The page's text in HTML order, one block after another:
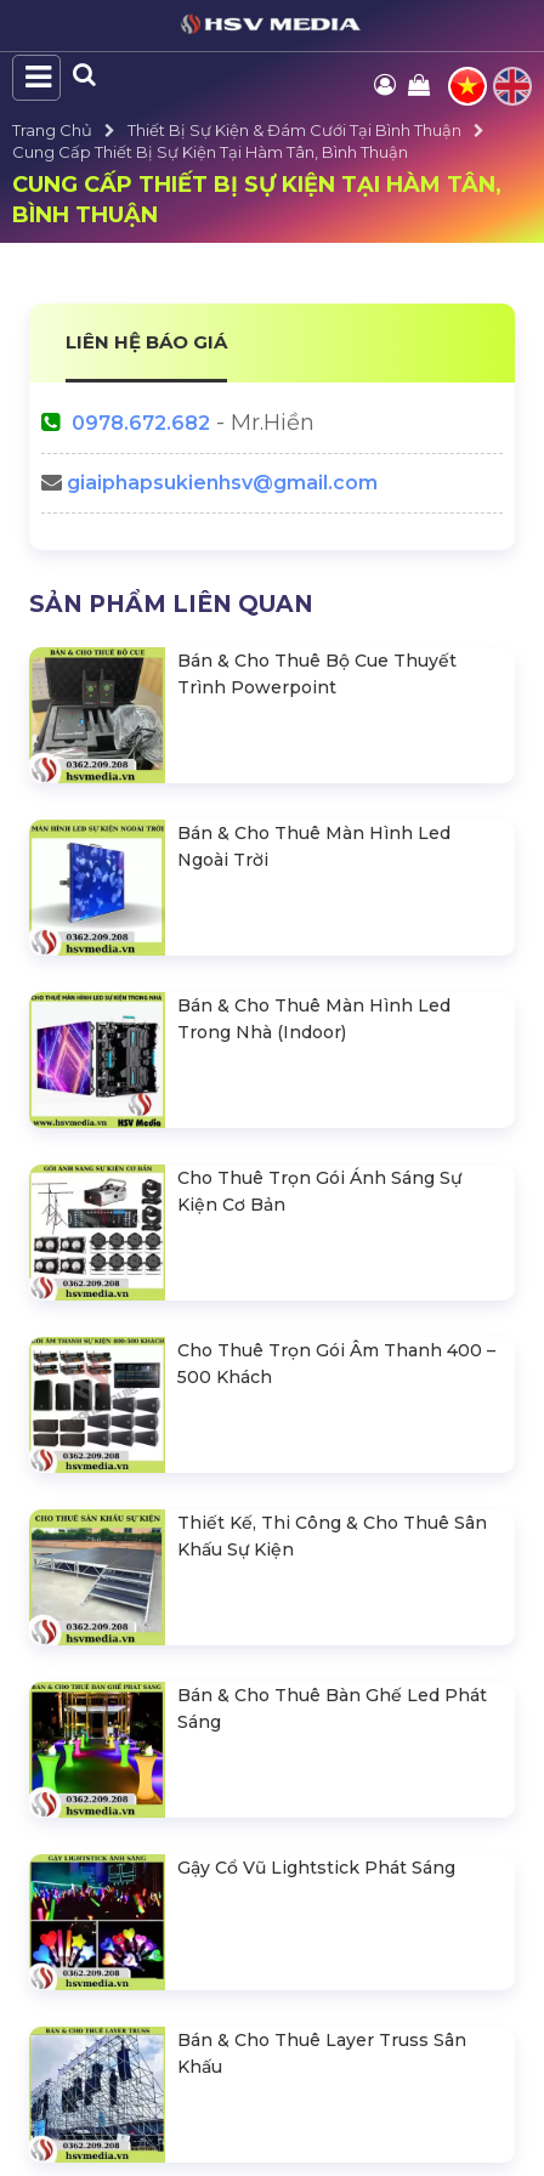
Trang Chủ
Thiết Bị Sự Kiện & Đám Cưới Tại Bình Thuận
Cung Cấp Thiết Bị Sự Kiện Tại Hàm Tân, Bình Thuận
CUNG CẤP THIẾT BỊ SỰ KIỆN TẠI HÀM TÂN,
BÌNH THUẬN
LIÊN HỆ BÁO GIÁ
0978.672.682 - Mr.Hiền
giaiphapsukienhsv@gmail.com
SẢN PHẨM LIÊN QUAN
Bán & Cho Thuê Bộ Cue Thuyết
Trình Powerpoint
Bán & Cho Thuê Màn Hình Led
Ngoài Trời
Bán & Cho Thuê Màn Hình Led
Trong Nhà (Indoor)
Cho Thuê Trọn Gói Ánh Sáng Sự
Kiện Cơ Bản
Cho Thuê Trọn Gói Âm Thanh 400 –
500 Khách
Thiết Kế, Thi Công & Cho Thuê Sân
Khấu Sự Kiện
Bán & Cho Thuê Bàn Ghế Led Phát
Sáng
Gậy Cổ Vũ Lightstick Phát Sáng
Bán & Cho Thuê Layer Truss Sân
Khấu